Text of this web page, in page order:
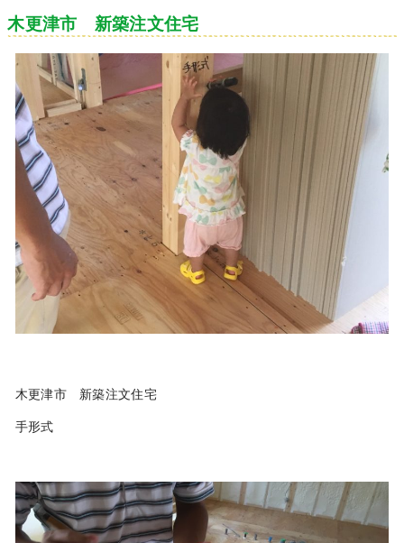
木更津市 新築注文住宅
木更津市 新築注文住宅
手形式